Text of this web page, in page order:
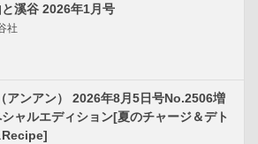
と溪谷 2026年1月号
社
アンアン） 2026年8月5日号No.2506増
ャルエディション[夏のチャージ＆デト
Recipe]